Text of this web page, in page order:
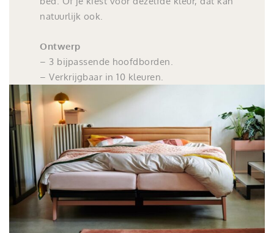
natuurlijk ook.
Ontwerp
– 3 bijpassende hoofdborden.
– Verkrijgbaar in 10 kleuren.